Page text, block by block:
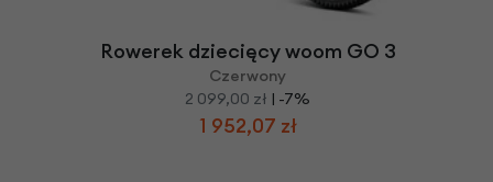
Rowerek dziecięcy woom GO 3
Czerwony
2 099,00 zł | -7%
1 952,07 zł